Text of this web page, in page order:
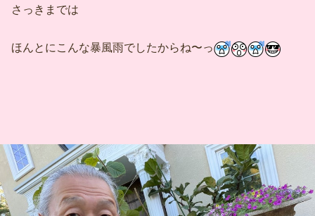
さっきまでは
ほんとにこんな暴風雨でしたからね〜っ